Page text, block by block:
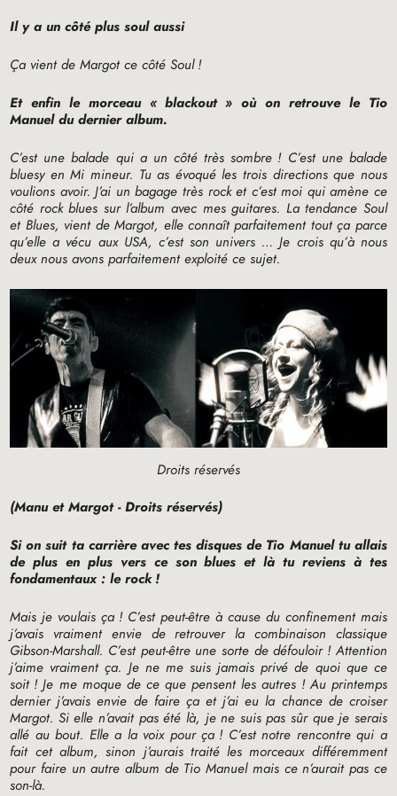
Il y a un côté plus soul aussi
Ça vient de Margot ce côté Soul !
Et enfin le morceau « blackout » où on retrouve le Tio
Manuel du dernier album.
C’est une balade qui a un côté très sombre ! C’est une balade
bluesy en Mi mineur. Tu as évoqué les trois directions que nous
voulions avoir. J’ai un bagage très rock et c’est moi qui amène ce
côté rock blues sur l’album avec mes guitares. La tendance Soul
et Blues, vient de Margot, elle connaît parfaitement tout ça parce
qu’elle a vécu aux USA, c’est son univers … Je crois qu’à nous
deux nous avons parfaitement exploité ce sujet.
Droits réservés
(Manu et Margot - Droits réservés)
Si on suit ta carrière avec tes disques de Tio Manuel tu allais
de plus en plus vers ce son blues et là tu reviens à tes
fondamentaux : le rock !
Mais je voulais ça ! C’est peut-être à cause du confinement mais
j’avais vraiment envie de retrouver la combinaison classique
Gibson-Marshall. C’est peut-être une sorte de défouloir ! Attention
j’aime vraiment ça. Je ne me suis jamais privé de quoi que ce
soit ! Je me moque de ce que pensent les autres ! Au printemps
dernier j’avais envie de faire ça et j’ai eu la chance de croiser
Margot. Si elle n’avait pas été là, je ne suis pas sûr que je serais
allé au bout. Elle a la voix pour ça ! C’est notre rencontre qui a
fait cet album, sinon j’aurais traité les morceaux différemment
pour faire un autre album de Tio Manuel mais ce n’aurait pas ce
son-là.